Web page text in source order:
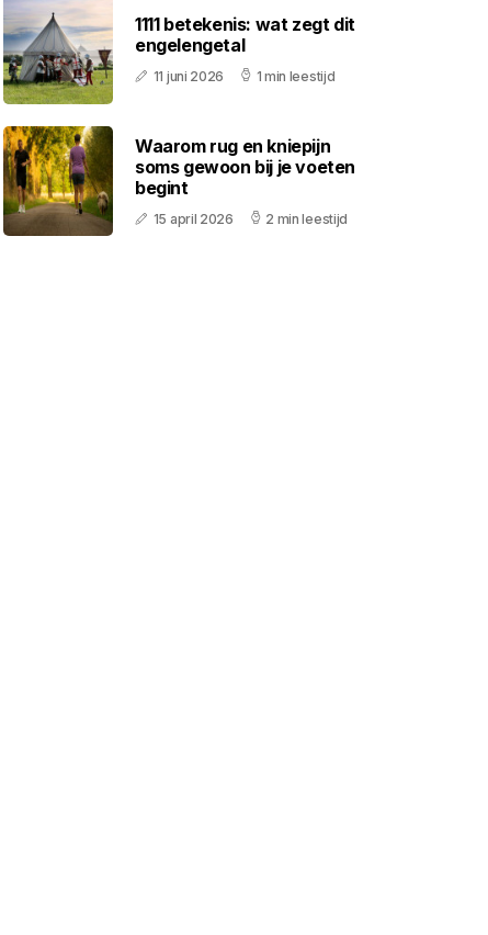
1111 betekenis: wat zegt dit
engelengetal
11 juni 2026 1 min leestijd
Waarom rug en kniepijn
soms gewoon bij je voeten
begint
15 april 2026 2 min leestijd